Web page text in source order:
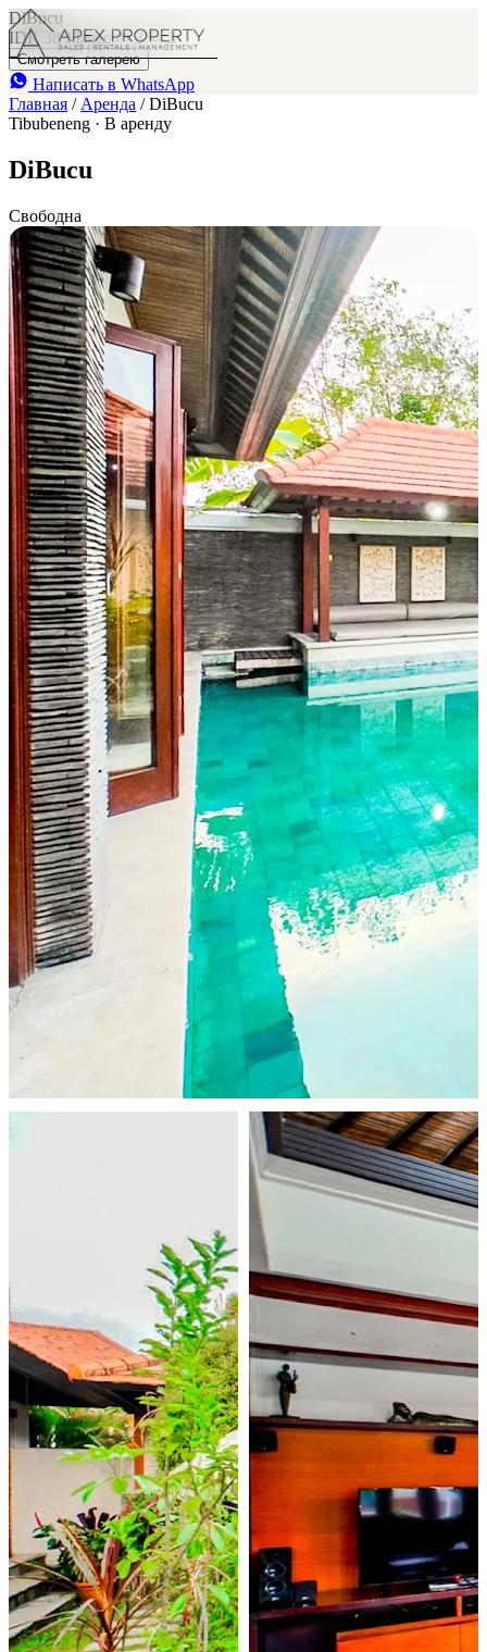
DiBucu
IDR 38 M/мес 3 3
Смотреть галерею
Написать в WhatsApp
Главная / Аренда / DiBucu
Tibubeneng · В аренду
DiBucu
Свободна